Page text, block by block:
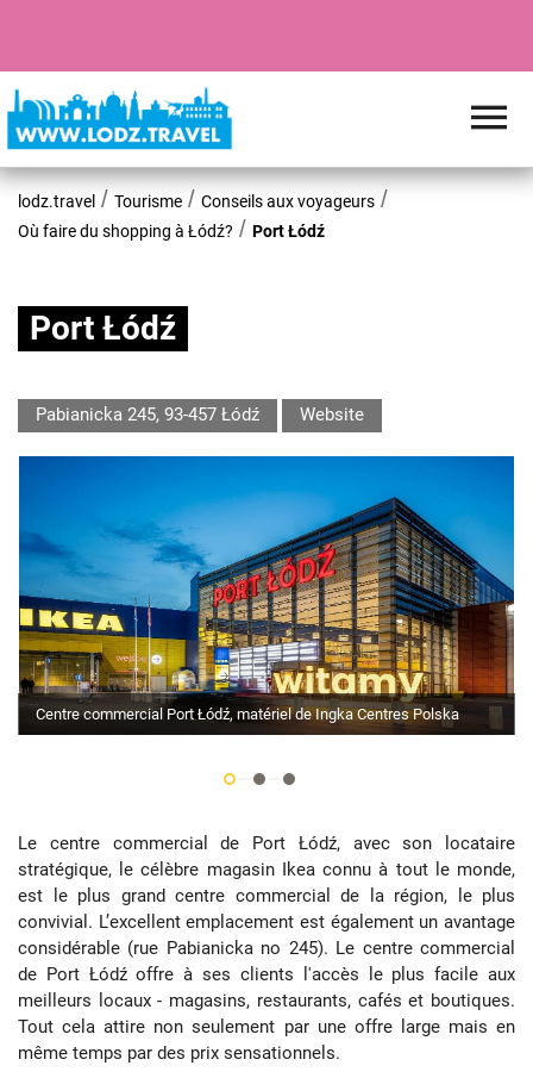
lodz.travel Tourisme
Conseils aux voyageurs
Où faire du shopping à Łódź?
Port Łódź
Port Łódź
Pabianicka 245, 93-457 Łódź Website
Centre commercial Port Łódź, matériel de Ingka Centres Polska
Le centre commercial de Port Łódź, avec son locataire
stratégique, le célèbre magasin Ikea connu à tout le monde,
est le plus grand centre commercial de la région, le plus
convivial. L’excellent emplacement est également un avantage
considérable (rue Pabianicka no 245). Le centre commercial
de Port Łódź offre à ses clients l'accès le plus facile aux
meilleurs locaux - magasins, restaurants, cafés et boutiques.
Tout cela attire non seulement par une offre large mais en
même temps par des prix sensationnels.